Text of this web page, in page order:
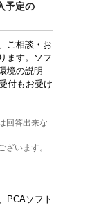
予定の
ご相談・お
ます。ソフ
境の説明
付もお受け
回答出来な
います。
PCAソフト